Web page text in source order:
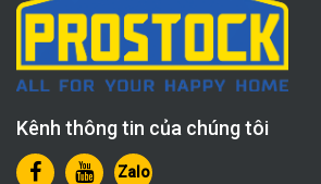
Kênh thông tin của chúng tôi
Zalo